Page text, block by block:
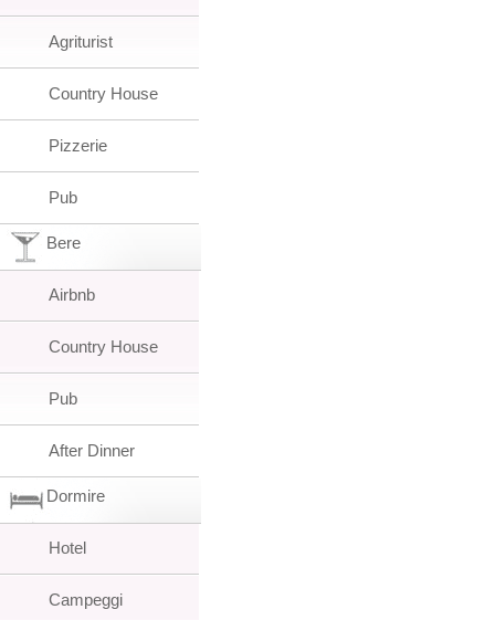
Agriturist
Country House
Pizzerie
Pub
Bere
Airbnb
Country House
Pub
After Dinner
Dormire
Hotel
Campeggi